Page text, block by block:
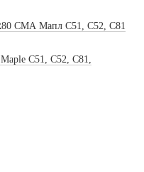
СМА Мапл С51, С52, С81
C51, C52, C81,